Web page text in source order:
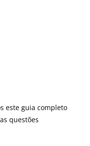
este guia completo
questões